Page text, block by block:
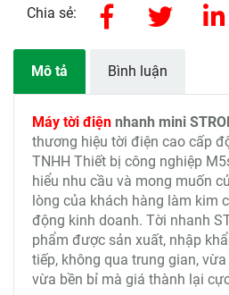
Chia sẻ:
Mô tả Bình luận
Máy tời điện nhanh mini
thương hiệu tời điện cao cấp
TNHH Thiết bị công nghiệp
hiểu nhu cầu và mong muốn
lòng của khách hàng làm kim
động kinh doanh. Tời nhanh
phẩm được sản xuất, nhập
tiếp, không qua trung gian,
vừa bền bỉ mà giá thành lại